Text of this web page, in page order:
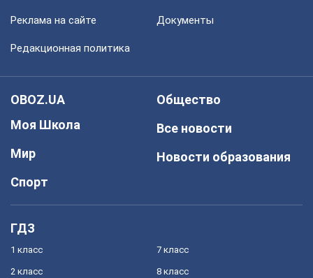
Реклама на сайте Документы
Редакционная политика
OBOZ.UA
Моя Школа
Мир
Спорт
Общество
Все новости
Новости образования
ГДЗ
1 класс
2 класс
7 класс
8 класс